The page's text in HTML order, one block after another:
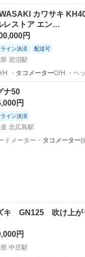
…
カワサキ
レストア エン…
円
イン決済 配送可
岩沼駅
H ・ タコメーターO/H ・ヘ
沼駅
ナ50
円
イン決済
北広島駅
ドメーター・ タコメーター(
キ GN125 吹け上が
円
中庄駅